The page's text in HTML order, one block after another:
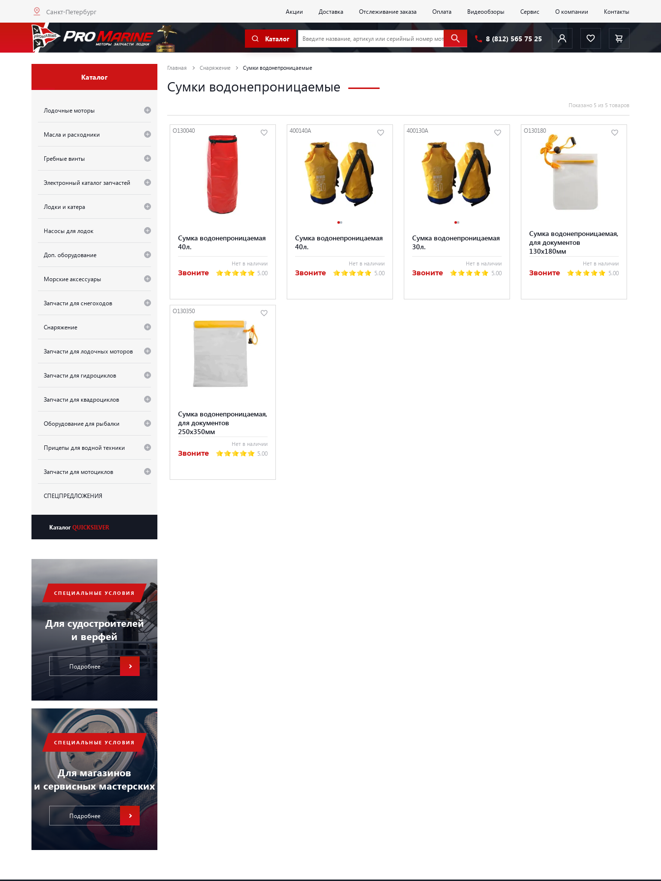
Санкт-Петербург Акции Доставка Отслеживание заказа Оплата Видеообзоры Сервис О компании Контакты
Каталог 8 (812) 565 75 25
Каталог
Лодочные моторы
Масла и расходники
Гребные винты
Электронный каталог запчастей
Лодки и катера
Насосы для лодок
Доп. оборудование
Морские аксессуары
Запчасти для снегоходов
Снаряжение
Запчасти для лодочных моторов
Запчасти для гидроциклов
Запчасти для квадроциклов
Оборудование для рыбалки
Прицепы для водной техники
Запчасти для мотоциклов
СПЕЦПРЕДЛОЖЕНИЯ
КаталогQUICKSILVER
СПЕЦИАЛЬНЫЕ УСЛОВИЯ
Для судостроителей
и верфей
Подробнее
СПЕЦИАЛЬНЫЕ УСЛОВИЯ
Для магазинов
и сервисных мастерских
Подробнее
Главная Снаряжение Сумки водонепроницаемые
Сумки водонепроницаемые
Показано 5 из 5 товаров
O130040
Сумка водонепроницаемая
40л.
Нет в наличии
Звоните 5.00
400140А
Сумка водонепроницаемая
40л.
Нет в наличии
Звоните 5.00
400130А
Сумка водонепроницаемая
30л.
Нет в наличии
Звоните 5.00
O130180
Сумка водонепроницаемая,
для документов
130x180мм
Нет в наличии
Звоните 5.00
O130350
Сумка водонепроницаемая,
для документов
250x350мм
Нет в наличии
Звоните 5.00